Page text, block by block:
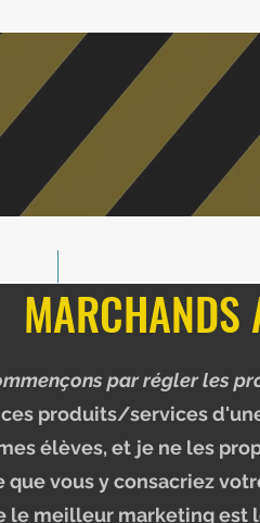
MARCHANDS
par régler les
produits/services
élèves, et je ne les
que vous y consacriez
le meilleur marketing